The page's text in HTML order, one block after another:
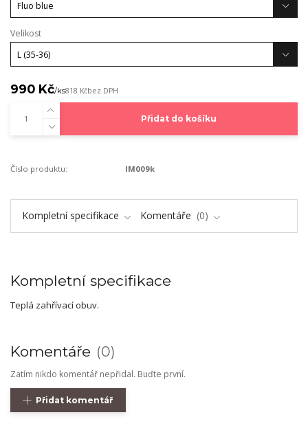
Velikost
990 Kč/ks818 Kčbez DPH
Přidat do košíku
Číslo produktu: IM009k
Kompletní specifikace Komentáře 0
Kompletní specifikace
Teplá zahřívací obuv.
Komentáře 0
Zatím nikdo komentář nepřidal. Buďte první.
Přidat komentář